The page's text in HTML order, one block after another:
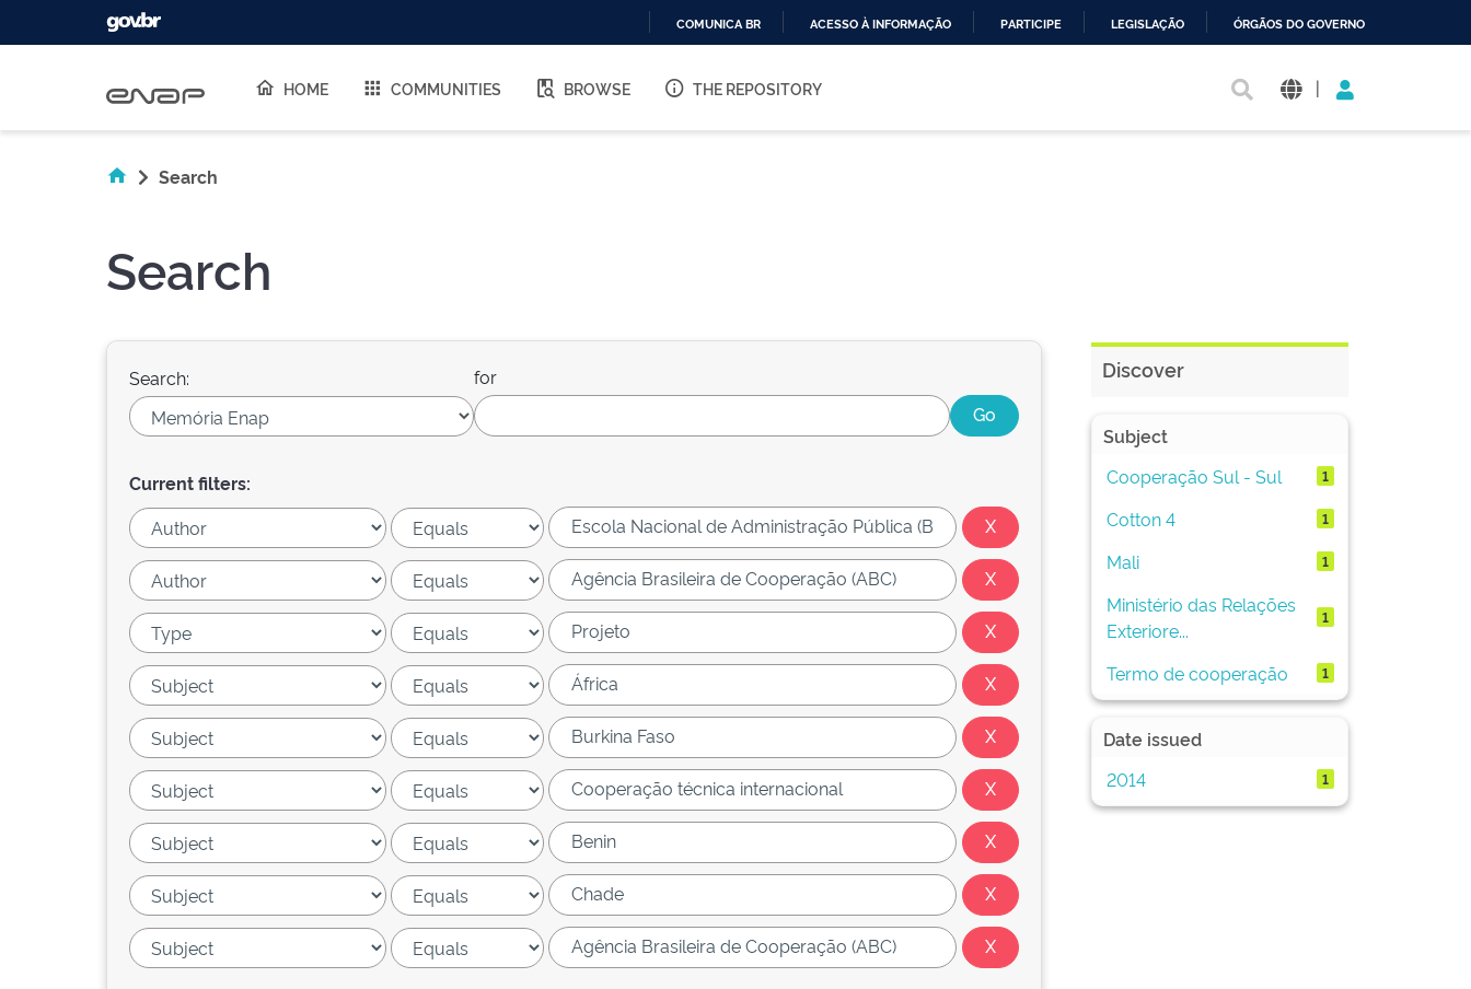
O
COMUNICA BR ACESSO À INFORMAÇÃO PARTICIPE LEGISLAÇÃO ÓRGÃOS DO GOVERNO
HOME COMMUNITIES BROWSE THE REPOSITORY |
Search
Search
Search: for
Current filters:
Discover
Subject
Cooperação Sul - Sul
1
Cotton 4 1
Mali 1
Ministério das Relações
Exteriore...
1
Termo de cooperação 1
Date issued
2014
1